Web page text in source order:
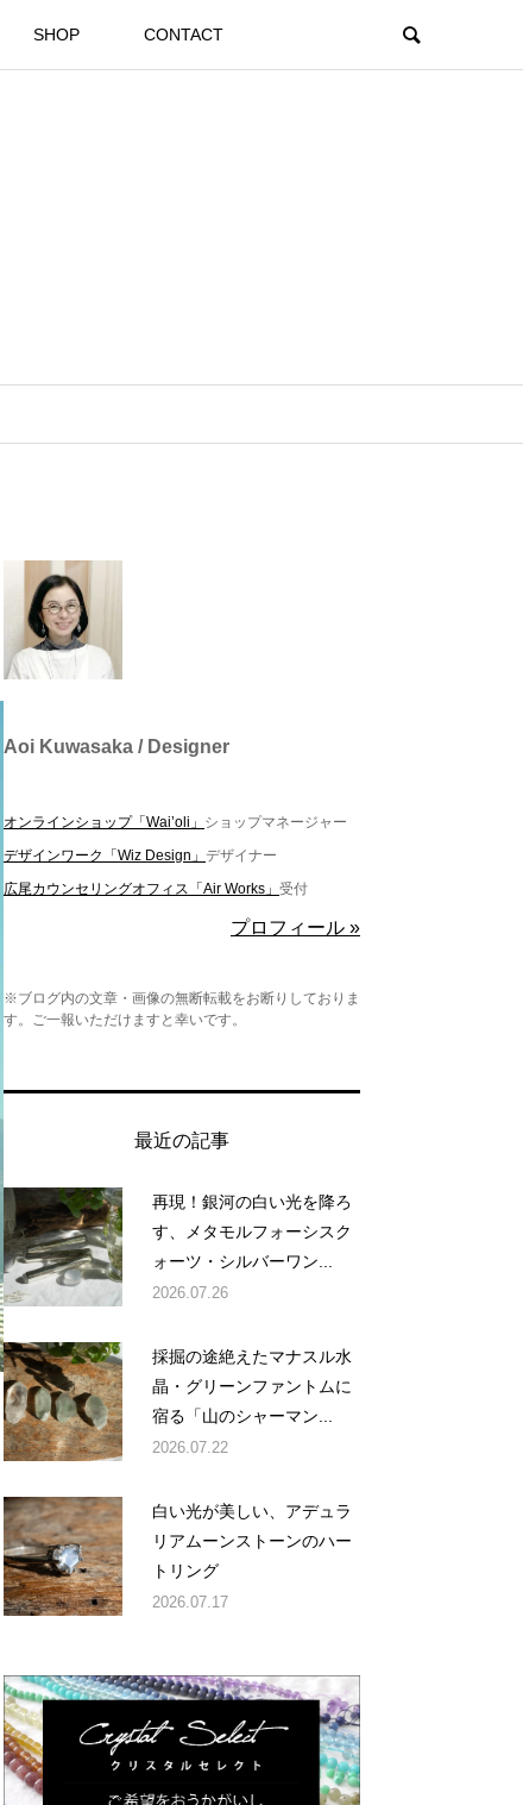
SHOP CONTACT
Aoi Kuwasaka / Designer
オンラインショップ「Wai’oli」 ショップマネージャー
デザインワーク「Wiz Design」 デザイナー
広尾カウンセリングオフィス「Air Works」 受付
プロフィール »
※ブログ内の文章・画像の無断転載をお断りしておりま
す。ご一報いただけますと幸いです。
最近の記事
再現！銀河の白い光を降ろ
す、メタモルフォーシスク
ォーツ・シルバーワン...
2026.07.26
採掘の途絶えたマナスル水
晶・グリーンファントムに
宿る「山のシャーマン...
2026.07.22
白い光が美しい、アデュラ
リアムーンストーンのハー
トリング
2026.07.17